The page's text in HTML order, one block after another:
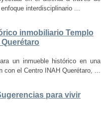
interdisciplinario ...
inmobiliario Templo
un inmueble histórico en una
con el Centro INAH Querétaro, ...
para vivir